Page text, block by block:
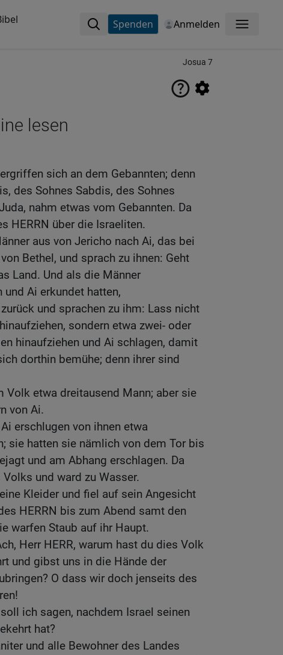
Spenden Anmelden Menü
Josua 7
lesen
sich an dem Gebannten; denn
des Sohnes Sabdis, des Sohnes
nahm etwas vom Gebannten. Da
HERRN über die Israeliten.
aus von Jericho nach Ai, das bei
Bethel, und sprach zu ihnen: Geht
Land. Und als die Männer
und Ai erkundet hatten,
und sprachen zu ihm: Lass nicht
sondern etwa zwei- oder
hinaufziehen und Ai schlagen, damit
dorthin bemühe; denn ihrer sind
Volk etwa dreitausend Mann; aber sie
von Ai.
erschlugen von ihnen etwa
sie hatten sie nämlich von dem Tor bis
und am Abhang erschlagen. Da
und ward zu Wasser.
Kleider und fiel auf sein Angesicht
HERRN bis zum Abend samt den
warfen Staub auf ihr Haupt.
Herr HERR, warum hast du dies Volk
und gibst uns in die Hände der
O dass wir doch jenseits des
ich sagen, nachdem Israel seinen
hat?
und alle Bewohner des Landes